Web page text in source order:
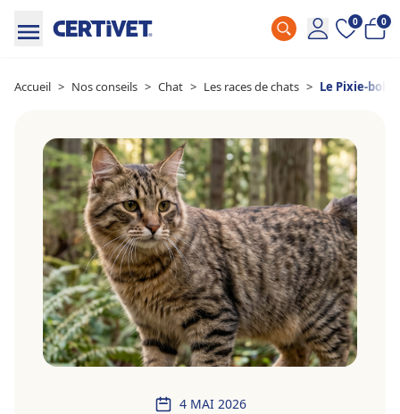
0 0
Accueil > Nos conseils > Chat > Les races de chats > Le Pixie-bob
4 MAI 2026